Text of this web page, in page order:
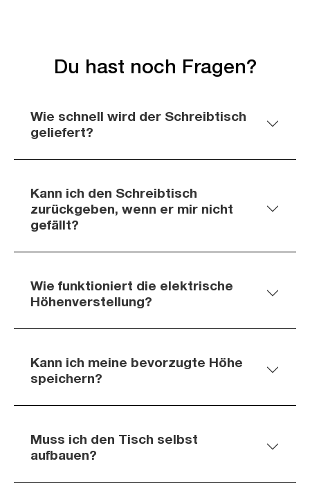
Du hast noch Fragen?
Wie schnell wird der Schreibtisch
geliefert?
Kann ich den Schreibtisch
zurückgeben, wenn er mir nicht
gefällt?
Wie funktioniert die elektrische
Höhenverstellung?
Kann ich meine bevorzugte Höhe
speichern?
Muss ich den Tisch selbst
aufbauen?